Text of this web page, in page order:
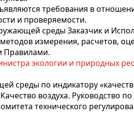
требования в
и проверяемости.
среды Заказчик и
измерения, расчетов,
Правилами.
экологии и природных
среды по индикатору
воздуха. Руководство
технического